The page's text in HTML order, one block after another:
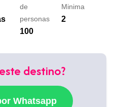
de
personas
100
Minima
2
destino?
Whatsapp